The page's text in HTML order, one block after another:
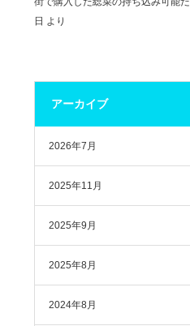
日 より
アーカイブ
2026年7月
2025年11月
2025年9月
2025年8月
2024年8月